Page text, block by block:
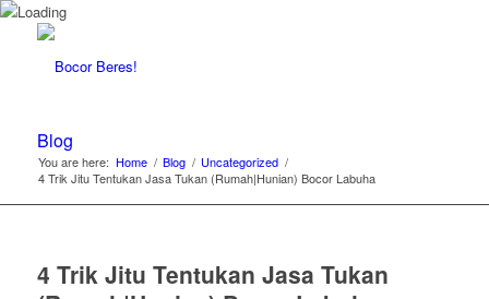
Blog
You are here: Home / Blog / Uncategorized /
4 Trik Jitu Tentukan Jasa Tukan (Rumah|Hunian) Bocor Labuha
4 Trik Jitu Tentukan Jasa Tukan